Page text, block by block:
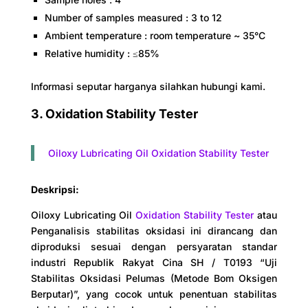
Number of samples measured : 3 to 12
Ambient temperature : room temperature ~ 35°C
Relative humidity : ≤85%
Informasi seputar harganya silahkan hubungi kami.
3. Oxidation Stability Tester
Oiloxy Lubricating Oil Oxidation Stability Tester
Deskripsi:
Oiloxy Lubricating Oil Oxidation Stability Tester atau
Penganalisis stabilitas oksidasi ini dirancang dan
diproduksi sesuai dengan persyaratan standar
industri Republik Rakyat Cina SH / T0193 “Uji
Stabilitas Oksidasi Pelumas (Metode Bom Oksigen
Berputar)”, yang cocok untuk penentuan stabilitas